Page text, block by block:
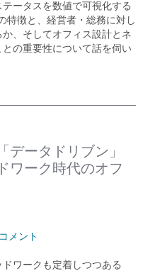
ータスを数値で可視化する
特徴と、経営者・総務に対し
、そしてオフィス設計とネ
の重要性について話を伺い
データドリブン」
ワーク時代のオフ
メント
ワークも定着しつつある